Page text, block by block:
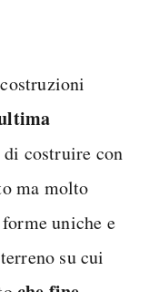
di costruire con
ma molto
uniche e
su cui